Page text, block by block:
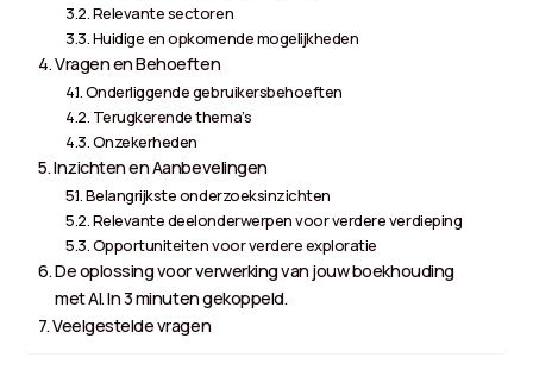
Relevante sectoren
Huidige en opkomende mogelijkheden
Vragen en Behoeften
Onderliggende gebruikersbehoeften
Terugkerende thema’s
Onzekerheden
Inzichten en Aanbevelingen
Belangrijkste onderzoeksinzichten
Relevante deelonderwerpen voor verdere verdieping
Opportuniteiten voor verdere exploratie
De oplossing voor verwerking van jouw boekhouding
met AI. In 3 minuten gekoppeld.
Veelgestelde vragen